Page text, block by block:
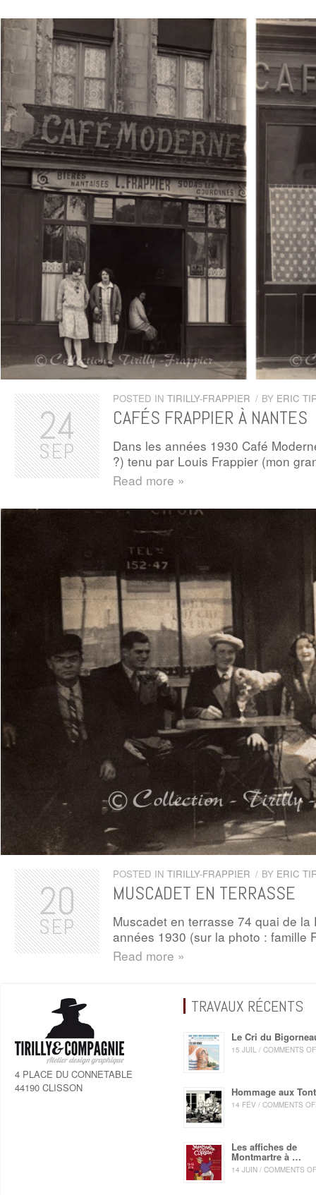
POSTED IN TIRILLY-FRAPPIER / BY ERIC
CAFÉS FRAPPIER À NANTES
Dans les années 1930 Café
?) tenu par Louis Frappier (mon
Read more »
24
SEP
POSTED IN TIRILLY-FRAPPIER / BY ERIC
MUSCADET EN TERRASSE
Muscadet en terrasse 74 quai de
années 1930 (sur la photo : famille
Read more »
20
SEP
4 PLACE DU CONNETABLE
44190 CLISSON
TRAVAUX RÉCENTS
Le Cri du
15 JUIL / COMMENTS
Hommage aux
14 FÉV / COMMENTS
Les affiches de
Montmartre à …
14 JUIN / COMMENTS